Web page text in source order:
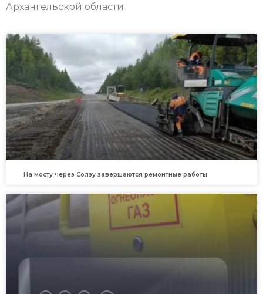
Архангельской области
На мосту через Солзу завершаются ремонтные работы